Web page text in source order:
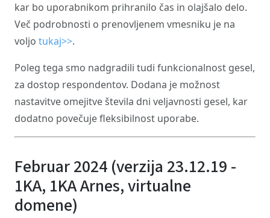
kar bo uporabnikom prihranilo čas in olajšalo delo.
Več podrobnosti o prenovljenem vmesniku je na
voljo tukaj>>.
Poleg tega smo nadgradili tudi funkcionalnost gesel,
za dostop respondentov. Dodana je možnost
nastavitve omejitve števila dni veljavnosti gesel, kar
dodatno povečuje fleksibilnost uporabe.
Februar 2024 (verzija 23.12.19 -
1KA, 1KA Arnes, virtualne
domene)